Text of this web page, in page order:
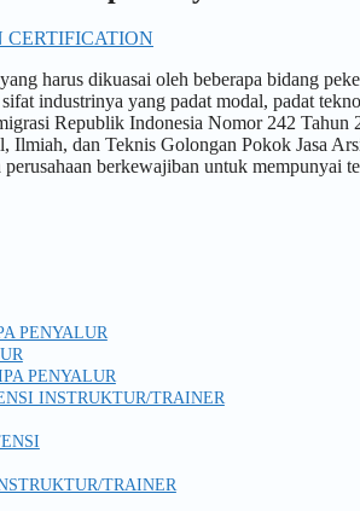
harus dikuasai oleh beberapa bidang
industrinya yang padat modal, padat
Republik Indonesia Nomor 242 Tahun
Ilmiah, dan Teknis Golongan Pokok Jasa
berkewajiban untuk mempunyai
PENYALUR
PENYALUR
INSTRUKTUR/TRAINER
TRAINER